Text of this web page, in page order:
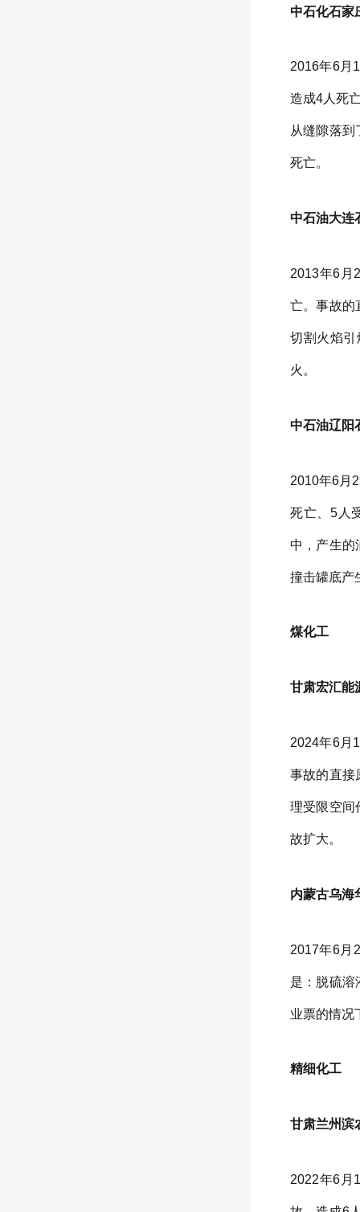
中石化石家
2016年6月
造成4人死
从缝隙落到
死亡。
中石油大连
2013年6月
亡。事故的
切割火焰
火。
中石油辽阳
2010年6月
死亡、5人
中，产生的
撞击罐底产
煤化工
甘肃宏汇能
2024年6月
事故的直接
理受限空间
故扩大。
内蒙古乌海
2017年6月
是：脱硫溶
业票的情况
精细化工
甘肃兰州滨
2022年6月